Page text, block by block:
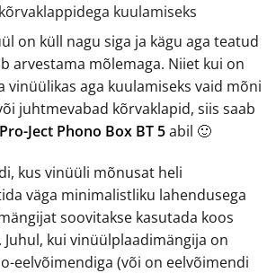
kuulamiseks
on küll nagu siga ja kägu aga teatud
arvestama mõlemaga. Niiet kui on
vinüülikas aga kuulamiseks vaid mõni
juhtmevabad kõrvaklapid, siis saab
Pro-Ject Phono Box BT 5abil 🙂
kus vinüüli mõnusat heli
väga minimalistliku lahendusega
soovitakse kasutada koos
kui vinüülplaadimängija on
eelvõimendiga (või on eelvõimendi